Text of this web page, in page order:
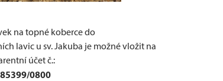
na topné koberce do
lavic u sv. Jakuba je možné vložit na
účet č.:
0800